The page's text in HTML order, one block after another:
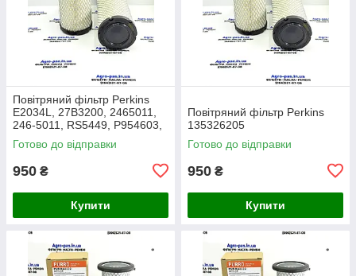
Повітряний фільтр Perkins
E2034L, 27B3200, 2465011,
246-5011, RS5449, P954603,
AF26659, 49205, SA16350,
915-851, 20000-13715
Готово до відправки
950 ₴
Купити
Повітряний фільтр Perkins
135326205
Готово до відправки
950 ₴
Купити